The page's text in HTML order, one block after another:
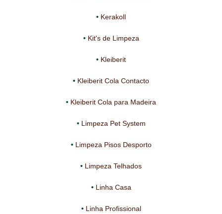
Kerakoll
Kit's de Limpeza
Kleiberit
Kleiberit Cola Contacto
Kleiberit Cola para Madeira
Limpeza Pet System
Limpeza Pisos Desporto
Limpeza Telhados
Linha Casa
Linha Profissional